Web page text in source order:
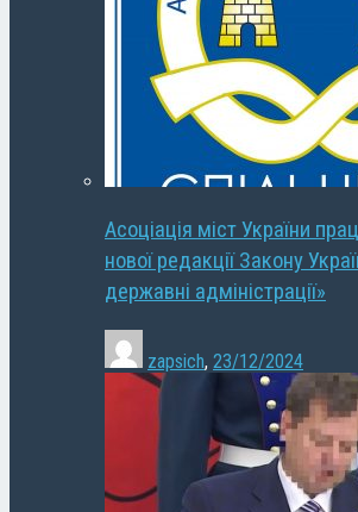
Асоціація міст України
нової редакції Закону
державні адміністрації»
zapsich, 23/12/2024